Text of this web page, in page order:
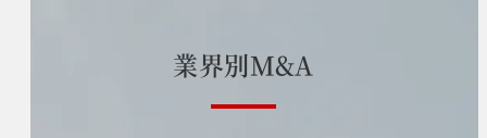
業界別M&A